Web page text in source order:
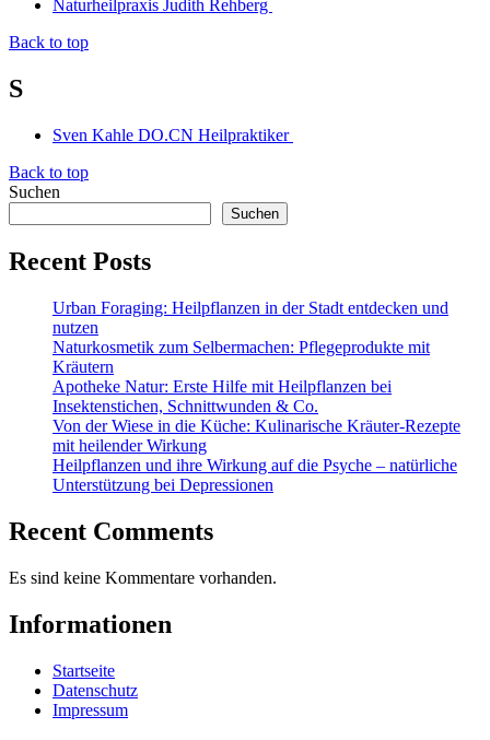
Naturheilpraxis Judith Rehberg
Back to top
S
Sven Kahle DO.CN Heilpraktiker
Back to top
Suchen
Suchen
Recent Posts
Urban Foraging: Heilpflanzen in der Stadt entdecken und
nutzen
Naturkosmetik zum Selbermachen: Pflegeprodukte mit
Kräutern
Apotheke Natur: Erste Hilfe mit Heilpflanzen bei
Insektenstichen, Schnittwunden & Co.
Von der Wiese in die Küche: Kulinarische Kräuter-Rezepte
mit heilender Wirkung
Heilpflanzen und ihre Wirkung auf die Psyche – natürliche
Unterstützung bei Depressionen
Recent Comments
Es sind keine Kommentare vorhanden.
Informationen
Startseite
Datenschutz
Impressum